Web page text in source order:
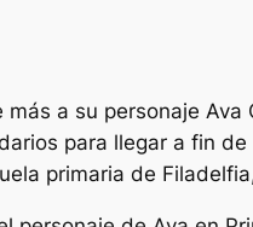
más a su personaje
para llegar a fin
primaria de